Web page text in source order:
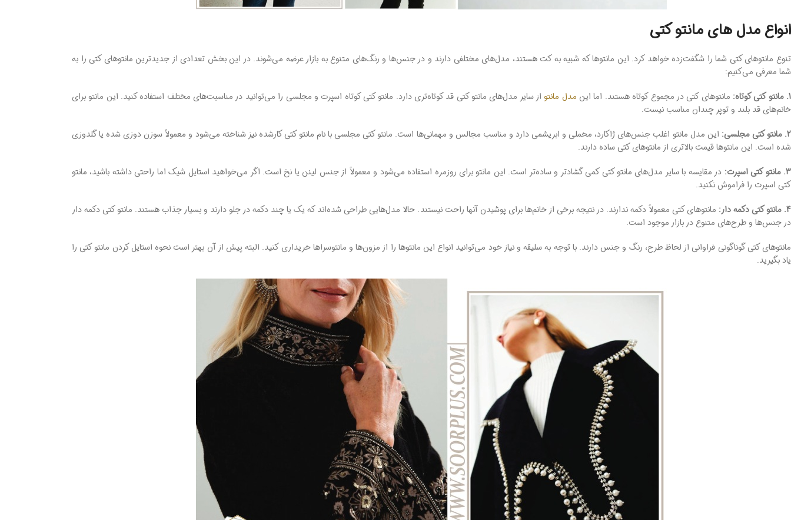
انواع مدل های مانتو کتی
تنوع مانتوهای کتی شما را شگفت‌زده خواهد کرد. این مانتوها که شبیه به کت هستند، مدل‌های مختلفی دارند و در جنس‌ها و رنگ‌های متنوع به بازار عرضه می‌شوند. در این بخش تعدادی از جدیدترین مانتوهای کتی را به
شما معرفی می‌کنیم:
1. مانتو کتی کوتاه:
مانتوهای کتی در مجموع کوتاه هستند. اما این مدل مانتواز سایر مدل‌های مانتو کتی قد کوتاه‌تری دارد. مانتو کتی کوتاه اسپرت و مجلسی را می‌توانید در مناسبت‌های مختلف استفاده کنید. این مانتو برای
خانم‌های قد بلند و تو‌پر چندان مناسب نیست.
2. مانتو کتی مجلسی:
این مدل مانتو اغلب جنس‌های ژاکارد، مخملی و ابریشمی دارد و مناسب مجالس و مهمانی‌ها است. مانتو کتی مجلسی با نام مانتو کتی کار‌شده نیز شناخته می‌شود و معمولاً سوزن ‌دوزی شده یا گلدوزی‌
شده است. این مانتوها قیمت بالاتری از مانتوهای کتی ساده دارند.
3. مانتو کتی اسپرت:
در مقایسه با سایر مدل‌های مانتو کتی کمی گشادتر و ساده‌تر است. این مانتو برای روزمره استفاده می‌شود و معمولاً از جنس لینن یا نخ است. اگر می‌خواهید استایل شیک اما راحتی داشته باشید، مانتو
کتی اسپرت را فراموش نکنید.
4. مانتو کتی دکمه ‌دار:
مانتوهای کتی معمولاً دکمه ندارند. در نتیجه برخی از خانم‌ها برای پوشیدن آنها راحت نیستند. حالا مدل‌هایی طراحی شده‌اند که یک یا چند دکمه در جلو دارند و بسیار جذاب هستند. مانتو کتی دکمه‌ دار
در جنس‌ها و طرح‌های متنوع در بازار موجود است.
مانتوهای کتی گوناگونی فراوانی از لحاظ طرح، رنگ و جنس دارند. با توجه به سلیقه و نیاز خود می‌توانید انواع این مانتوها را از مزون‌ها و مانتوسرا‌ها خریداری کنید. البته پیش از آن بهتر است نحوه استایل کردن مانتو کتی را
یاد بگیرید.